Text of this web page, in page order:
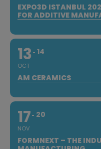
EXPO3D ISTANBUL
FOR ADDITIVE
13
OCT
14
AM CERAMICS
17
NOV
20
FORMNEXT – THE